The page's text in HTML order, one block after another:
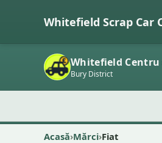
Whitefield Scrap Car
Whitefield
Bury District
Acasă Mărci Fiat